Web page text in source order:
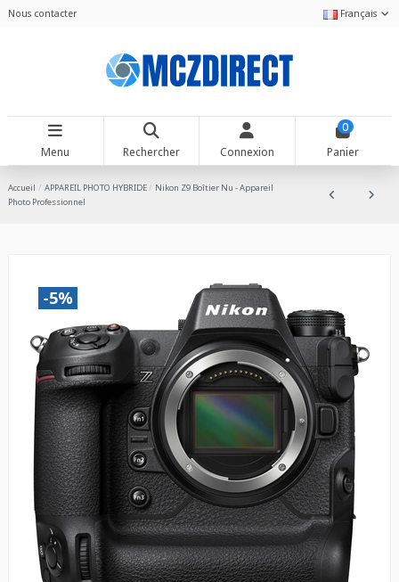
Nous contacter Français
Menu Rechercher Connexion
0
Panier
Accueil APPAREIL PHOTO HYBRIDE
Nikon Z9 Boîtier Nu - Appareil
Photo Professionnel
-5%